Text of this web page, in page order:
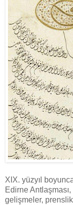
XIX. yüzyıl
Edirne
gelişmeler,